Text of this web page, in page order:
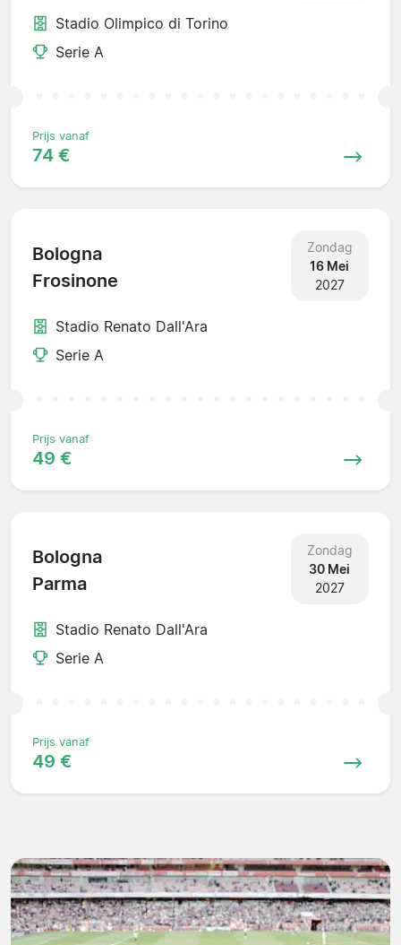
Stadio Olimpico di Torino
Serie A
Prijs vanaf
74 €
Bologna
Frosinone
Zondag
16 Mei
2027
Stadio Renato Dall'Ara
Serie A
Prijs vanaf
49 €
Bologna
Parma
Zondag
30 Mei
2027
Stadio Renato Dall'Ara
Serie A
Prijs vanaf
49 €